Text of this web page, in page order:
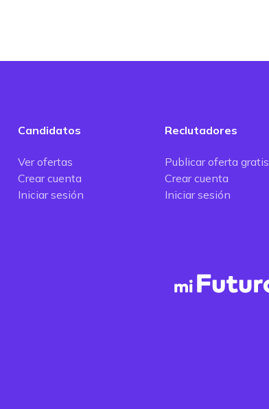
Candidatos
Ver ofertas
Crear cuenta
Iniciar sesión
Reclutadores
Publicar oferta gratis
Crear cuenta
Iniciar sesión